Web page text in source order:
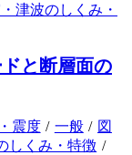
津波のしくみ・
と断層面の
震度 / 一般 / 図
しくみ・特徴 /